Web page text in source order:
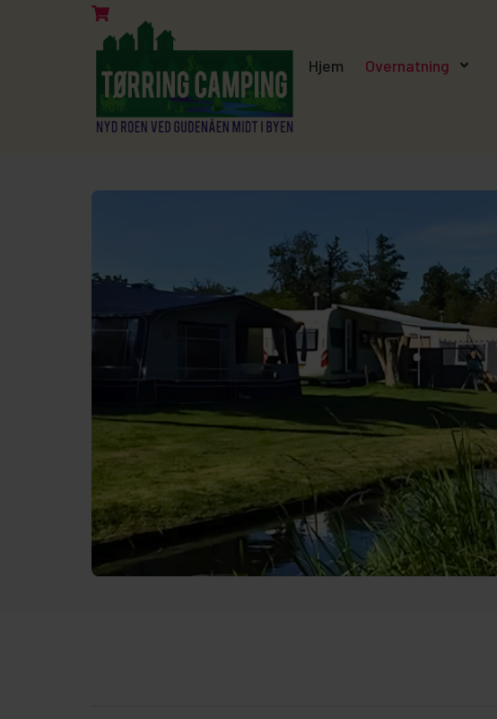
Hjem Overnatning